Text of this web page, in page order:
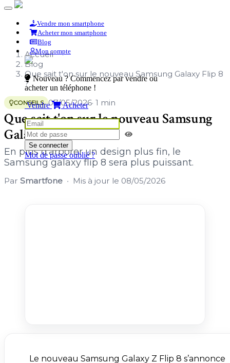
Vendre mon smartphone
Acheter mon smartphone
Blog
Mon compte
Nouveau ? Commencez par vendre ou
acheter un téléphone !
Vendre
Acheter
Se connecter
Mot de passe oublié ?
Accueil
Blog
Que sait t'on sur le nouveau Samsung Galaxy Flip 8
?
CONSEILS 07/05/2026· 1 min
Que sait t'on sur le nouveau Samsung
Galaxy Flip 8 ?
En plus d'arborer un design plus fin, le
Samsung galaxy flip 8 sera plus puissant.
Par Smartfone Mis à jour le 08/05/2026